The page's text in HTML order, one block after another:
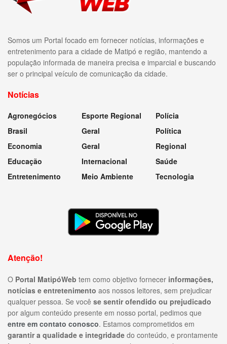
Somos um Portal focado em fornecer notícias, informações e
entretenimento para a cidade de Matipó e região, mantendo a
população informada de maneira precisa e imparcial e buscando
ser o principal veículo de comunicação da cidade.
Notícias
Agronegócios
Brasil
Economia
Educação
Entretenimento
Esporte Regional
Geral
Geral
Internacional
Meio Ambiente
Polícia
Política
Regional
Saúde
Tecnologia
Atenção!
O Portal MatipóWeb tem como objetivo fornecer informações,
notícias e entretenimento aos nossos leitores, sem prejudicar
qualquer pessoa. Se você se sentir ofendido ou prejudicado
por algum conteúdo presente em nosso portal, pedimos que
entre em contato conosco. Estamos comprometidos em
garantir a qualidade e integridade do conteúdo, e prontamente